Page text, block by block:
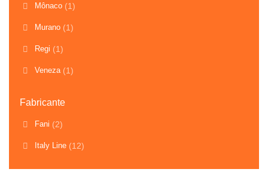
Mônaco (1)
Murano (1)
Regi (1)
Veneza(1)
Fabricante
Fani (2)
Italy Line (12)